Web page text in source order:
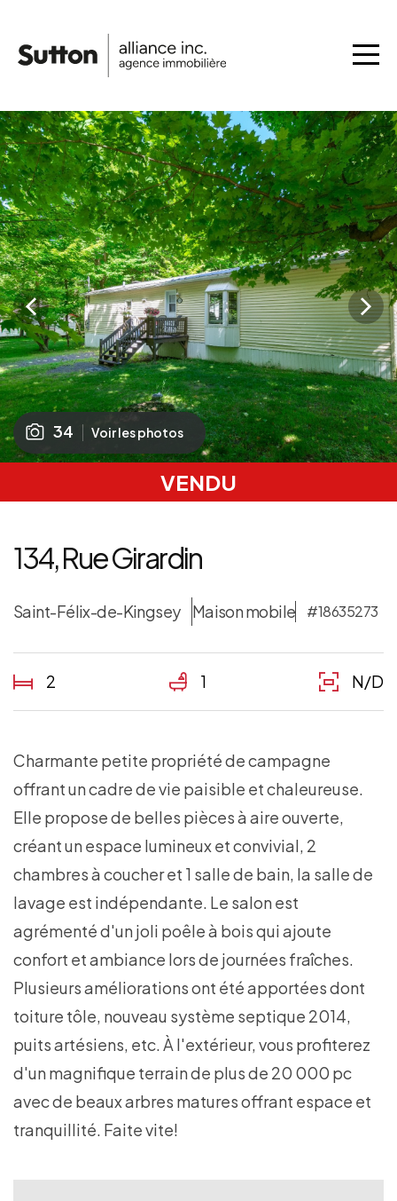
34 Voir les photos
VENDU
134, Rue Girardin
Saint-Félix-de-Kingsey Maison mobile #18635273
2 1 N/D
Charmante petite propriété de campagne
offrant un cadre de vie paisible et chaleureuse.
Elle propose de belles pièces à aire ouverte,
créant un espace lumineux et convivial, 2
chambres à coucher et 1 salle de bain, la salle de
lavage est indépendante. Le salon est
agrémenté d'un joli poêle à bois qui ajoute
confort et ambiance lors de journées fraîches.
Plusieurs améliorations ont été apportées dont
toiture tôle, nouveau système septique 2014,
puits artésiens, etc. À l'extérieur, vous profiterez
d'un magnifique terrain de plus de 20 000 pc
avec de beaux arbres matures offrant espace et
tranquillité. Faite vite!